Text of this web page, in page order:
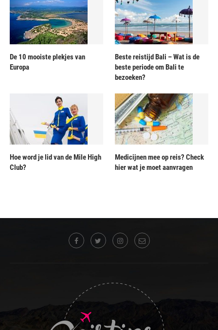
De 10 mooiste plekjes van
Europa
Beste reistijd Bali – Wat is de
beste periode om Bali te
bezoeken?
Hoe word je lid van de Mile High
Club?
Medicijnen mee op reis? Check
hier wat je moet aanvragen